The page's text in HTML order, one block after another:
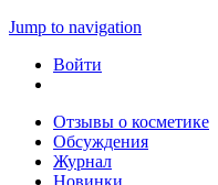
Jump to navigation
Войти
Отзывы о косметике
Обсуждения
Журнал
Новинки